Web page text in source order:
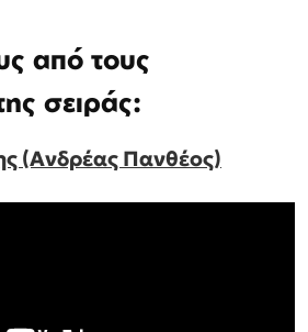
από τους
σειράς:
(Ανδρέας Πανθέος)